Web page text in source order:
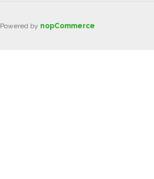
Powered by nopCommerce